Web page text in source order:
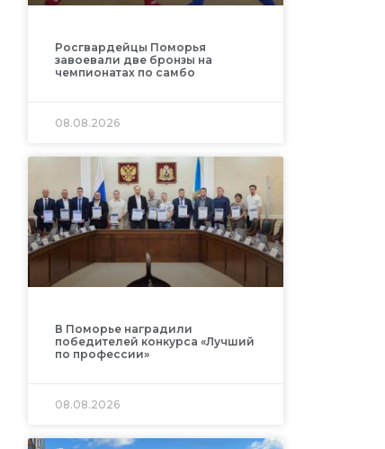
Росгвардейцы Поморья
завоевали две бронзы на
чемпионатах по самбо
08.08.2026
В Поморье наградили
победителей конкурса «Лучший
по профессии»
08.08.2026